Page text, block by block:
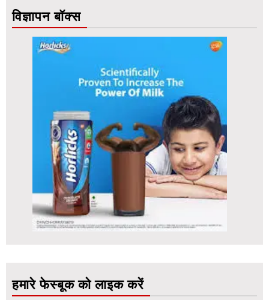
विज्ञापन बॉक्स
हमारे फेस्बूक को लाइक करें